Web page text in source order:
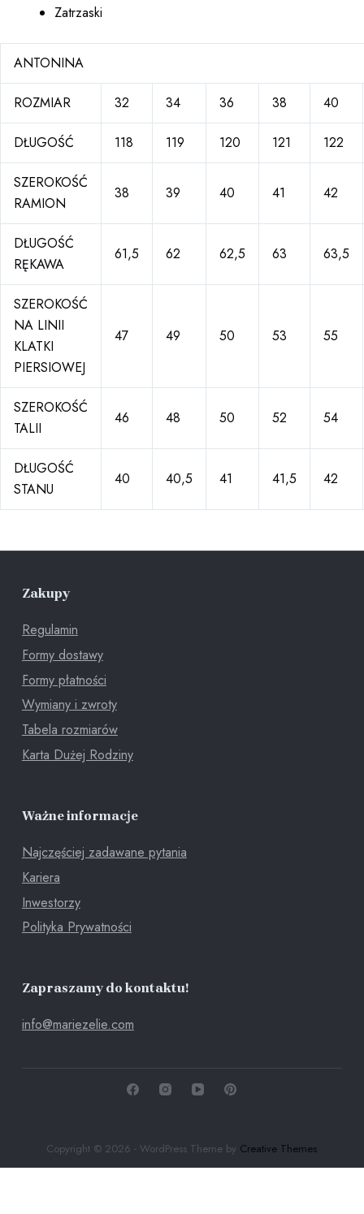
Zatrzaski
ANTONINA
ROZMIAR 32 34 36 38 40
DŁUGOŚĆ 118 119 120 121 122
SZEROKOŚĆ
RAMION
38 39 40 41 42
DŁUGOŚĆ
RĘKAWA
61,5 62 62,5 63 63,5
SZEROKOŚĆ
NA LINII
KLATKI
PIERSIOWEJ
47 49 50 53 55
SZEROKOŚĆ
TALII
46 48 50 52 54
DŁUGOŚĆ
STANU
40 40,5 41 41,5 42
Zakupy
Regulamin
Formy dostawy
Formy płatności
Wymiany i zwroty
Tabela rozmiarów
Karta Dużej Rodziny
Ważne informacje
Najczęściej zadawane pytania
Kariera
Inwestorzy
Polityka Prywatności
Zapraszamy do kontaktu!
info@mariezelie.com
Copyright © 2026 - WordPress Theme by Creative Themes